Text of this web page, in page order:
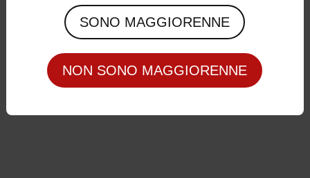
SONO MAGGIORENNE
NON SONO MAGGIORENNE